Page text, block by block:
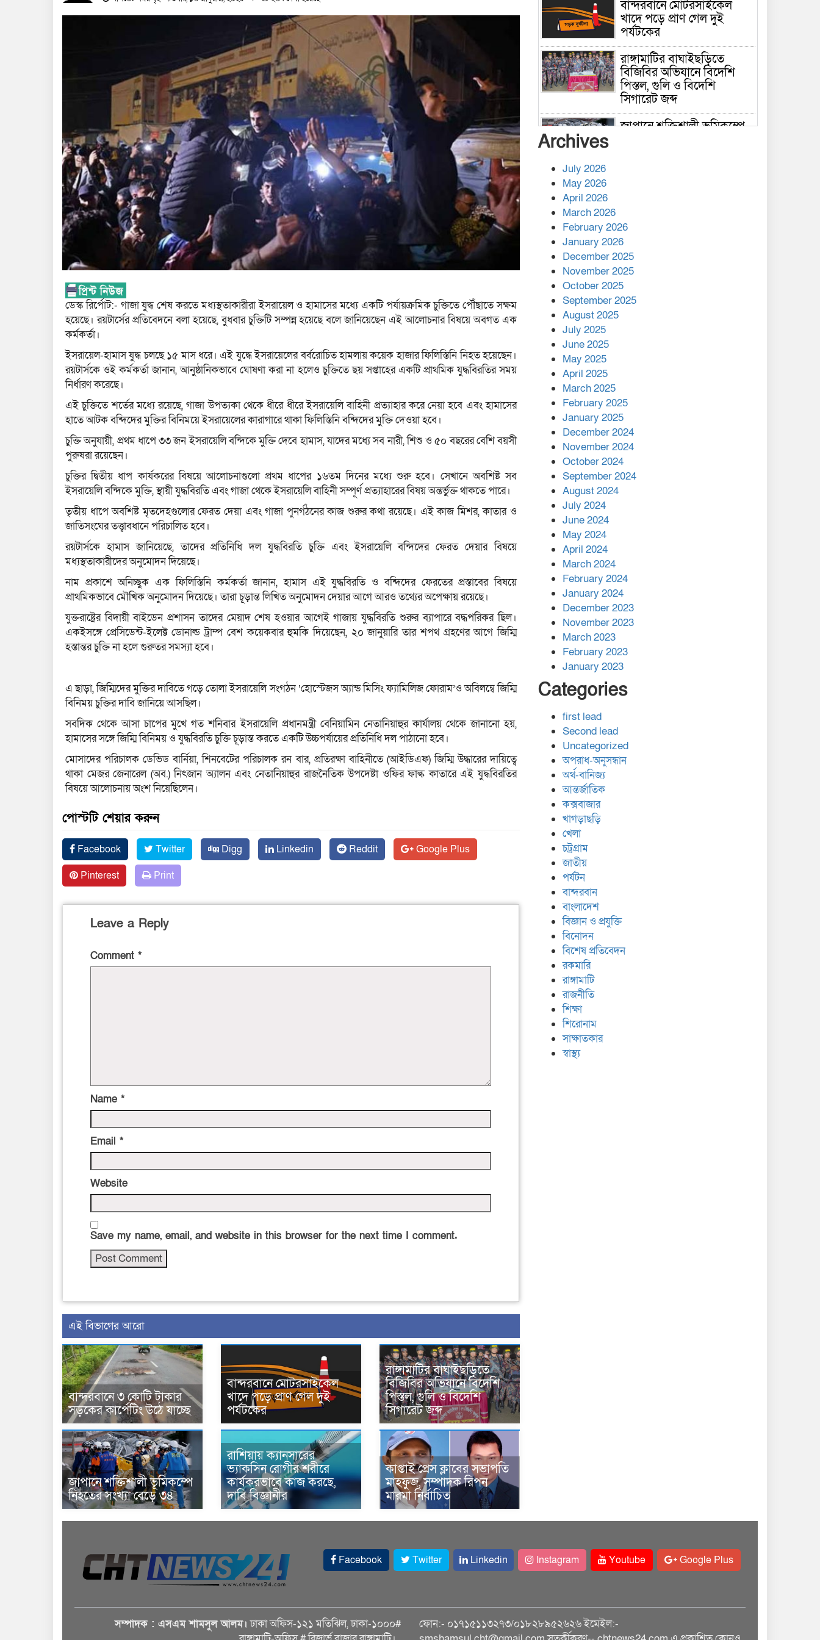
ডেস্ক রির্পোট:- গাজা যুদ্ধ শেষ করতে মধ্যস্থতাকারীরা ইসরায়েল ও হামাসের মধ্যে একটি পর্যায়ক্রমিক চুক্তিতে পৌঁছাতে সক্ষম
হয়েছে। রয়টার্সের প্রতিবেদনে বলা হয়েছে, বুধবার চুক্তিটি সম্পন্ন হয়েছে বলে জানিয়েছেন এই আলোচনার বিষয়ে অবগত এক
কর্মকর্তা।
ইসরায়েল-হামাস যুদ্ধ চলছে ১৫ মাস ধরে। এই যুদ্ধে ইসরায়েলের বর্বরোচিত হামলায় কয়েক হাজার ফিলিস্তিনি নিহত হয়েছেন।
রয়টার্সকে ওই কর্মকর্তা জানান, আনুষ্ঠানিকভাবে ঘোষণা করা না হলেও চুক্তিতে ছয় সপ্তাহের একটি প্রাথমিক যুদ্ধবিরতির সময়
নির্ধারণ করেছে।
এই চুক্তিতে শর্তের মধ্যে রয়েছে, গাজা উপত্যকা থেকে ধীরে ধীরে ইসরায়েলি বাহিনী প্রত্যাহার করে নেয়া হবে এবং হামাসের
হাতে আটক বন্দিদের মুক্তির বিনিময়ে ইসরায়েলের কারাগারে থাকা ফিলিস্তিনি বন্দিদের মুক্তি দেওয়া হবে।
চুক্তি অনুযায়ী, প্রথম ধাপে ৩৩ জন ইসরায়েলি বন্দিকে মুক্তি দেবে হামাস, যাদের মধ্যে সব নারী, শিশু ও ৫০ বছরের বেশি বয়সী
পুরুষরা রয়েছেন।
চুক্তির দ্বিতীয় ধাপ কার্যকরের বিষয়ে আলোচনাগুলো প্রথম ধাপের ১৬তম দিনের মধ্যে শুরু হবে। সেখানে অবশিষ্ট সব
ইসরায়েলি বন্দিকে মুক্তি, স্থায়ী যুদ্ধবিরতি এবং গাজা থেকে ইসরায়েলি বাহিনী সম্পূর্ণ প্রত্যাহারের বিষয় অন্তর্ভুক্ত থাকতে পারে।
তৃতীয় ধাপে অবশিষ্ট মৃতদেহগুলোর ফেরত দেয়া এবং গাজা পুনর্গঠনের কাজ শুরুর কথা রয়েছে। এই কাজ মিশর, কাতার ও
জাতিসংঘের তত্ত্বাবধানে পরিচালিত হবে।
রয়টার্সকে হামাস জানিয়েছে, তাদের প্রতিনিধি দল যুদ্ধবিরতি চুক্তি এবং ইসরায়েলি বন্দিদের ফেরত দেয়ার বিষয়ে
মধ্যস্থতাকারীদের অনুমোদন দিয়েছে।
নাম প্রকাশে অনিচ্ছুক এক ফিলিস্তিনি কর্মকর্তা জানান, হামাস এই যুদ্ধবিরতি ও বন্দিদের ফেরতের প্রস্তাবের বিষয়ে
প্রাথমিকভাবে মৌখিক অনুমোদন দিয়েছে। তারা চূড়ান্ত লিখিত অনুমোদন দেয়ার আগে আরও তথ্যের অপেক্ষায় রয়েছে।
যুক্তরাষ্ট্রের বিদায়ী বাইডেন প্রশাসন তাদের মেয়াদ শেষ হওয়ার আগেই গাজায় যুদ্ধবিরতি শুরুর ব্যাপারে বদ্ধপরিকর ছিল।
একইসঙ্গে প্রেসিডেন্ট-ইলেক্ট ডোনাল্ড ট্রাম্প বেশ কয়েকবার হুমকি দিয়েছেন, ২০ জানুয়ারি তার শপথ গ্রহণের আগে জিম্মি
হস্তান্তর চুক্তি না হলে গুরুতর সমস্যা হবে।
এ ছাড়া, জিম্মিদের মুক্তির দাবিতে গড়ে তোলা ইসরায়েলি সংগঠন ‘হোস্টেজস অ্যান্ড মিসিং ফ্যামিলিজ ফোরাম’ও অবিলম্বে জিম্মি
বিনিময় চুক্তির দাবি জানিয়ে আসছিল।
সবদিক থেকে আসা চাপের মুখে গত শনিবার ইসরায়েলি প্রধানমন্ত্রী বেনিয়ামিন নেতানিয়াহুর কার্যালয় থেকে জানানো হয়,
হামাসের সঙ্গে জিম্মি বিনিময় ও যুদ্ধবিরতি চুক্তি চূড়ান্ত করতে একটি উচ্চপর্যায়ের প্রতিনিধি দল পাঠানো হবে।
মোসাদের পরিচালক ডেভিড বার্নিয়া, শিনবেটের পরিচালক রন বার, প্রতিরক্ষা বাহিনীতে (আইডিএফ) জিম্মি উদ্ধারের দায়িত্বে
থাকা মেজর জেনারেল (অব.) নিৎজান অ্যালন এবং নেতানিয়াহুর রাজনৈতিক উপদেষ্টা ওফির ফাল্ক কাতারে এই যুদ্ধবিরতির
বিষয়ে আলোচনায় অংশ নিয়েছিলেন।
পোস্টটি শেয়ার করুন
Facebook Twitter Digg Linkedin Reddit
Google Plus
Pinterest
Print
Leave a Reply
Comment *
Name *
Email *
Website
Save my name, email, and website in this browser for the next time I comment.
এই বিভাগের আরো
বান্দরবানে ৩ কোটি টাকার
সড়কের কার্পেটিং উঠে যাচ্ছে
বান্দরবানে মোটরসাইকেল
খাদে পড়ে প্রাণ গেল দুই
পর্যটকের
রাঙ্গামাটির বাঘাইছড়িতে
বিজিবির অভিযানে বিদেশি
পিস্তল, গুলি ও বিদেশি
সিগারেট জব্দ
জাপানে শক্তিশালী ভূমিকম্পে
নিহতের সংখ্যা বেড়ে ৩৪
রাশিয়ায় ক্যানসারের
ভ্যাকসিন রোগীর শরীরে
কার্যকরভাবে কাজ করছে,
দাবি বিজ্ঞানীর
কাপ্তাই প্রেস ক্লাবের সভাপতি
মাহফুজ, সম্পাদক রিপন
মারমা নির্বাচিত
বান্দরবানে মোটরসাইকেল
খাদে পড়ে প্রাণ গেল দুই
পর্যটকের
রাঙ্গামাটির বাঘাইছড়িতে
বিজিবির অভিযানে বিদেশি
পিস্তল, গুলি ও বিদেশি
সিগারেট জব্দ
জাপানে শক্তিশালী ভূমিকম্পে
কাপ্তাই প্রেস ক্লাবের সভাপতি
মাহফুজ, সম্পাদক রিপন মারমা
নির্বাচিত
মালয়েশিয়ার প্রধানমন্ত্রীকে চিঠি
দেয়ার পর ফোন তারেক
রহমানের,গ্যাস সঙ্কট
মোকাবিলায় সহায়তার আশ্বাস
এক বিলিয়ন ডলার বিনিয়োগ
হবে আনোয়ারায়
বান্দরবানে বন্যায় ক্ষতিগ্রস্তদের
মাঝে সহায়তা দিলেন সাচিং প্রু
জেরী
Archives
July 2026
May 2026
April 2026
March 2026
February 2026
January 2026
December 2025
November 2025
October 2025
September 2025
August 2025
July 2025
June 2025
May 2025
April 2025
March 2025
February 2025
January 2025
December 2024
November 2024
October 2024
September 2024
August 2024
July 2024
June 2024
May 2024
April 2024
March 2024
February 2024
January 2024
December 2023
November 2023
March 2023
February 2023
January 2023
Categories
first lead
Second lead
Uncategorized
অপরাধ-অনুসন্ধান
অর্থ-বানিজ্য
আন্তর্জাতিক
কক্সবাজার
খাগড়াছড়ি
খেলা
চট্রগ্রাম
জাতীয়
পর্যটন
বান্দরবান
বাংলাদেশ
বিজ্ঞান ও প্রযুক্তি
বিনোদন
বিশেষ প্রতিবেদন
রকমারি
রাঙ্গামাটি
রাজনীতি
শিক্ষা
শিরোনাম
সাক্ষাতকার
স্বাস্থ্য
Facebook Twitter Linkedin Instagram Youtube Google Plus
সম্পাদক : এসএম শামসুল আলম। ঢাকা অফিস-১২১ মতিঝিল, ঢাকা-১০০০#
ফোন:- ০১৭১৫১১৩২৭৩/০১৮২৮৯৫২৬২৬ ইমেইল:-